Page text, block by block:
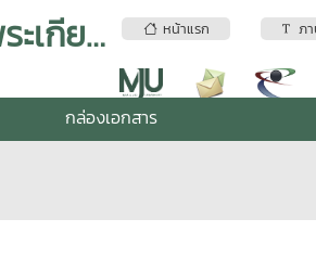
หน้าแรก ภ
สำนักงานผู้อำนวยการมหาวิทยาลัยแม่โจ้-แพร่ เฉลิมพระเกียรติ
กล่องเอกสาร